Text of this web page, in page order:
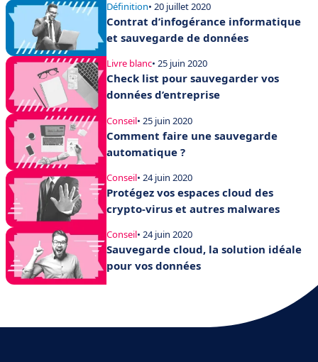
Définition• 20 juillet 2020
Contrat d’infogérance informatique
et sauvegarde de données
Livre blanc• 25 juin 2020
Check list pour sauvegarder vos
données d’entreprise
Conseil• 25 juin 2020
Comment faire une sauvegarde
automatique ?
Conseil• 24 juin 2020
Protégez vos espaces cloud des
crypto-virus et autres malwares
Conseil• 24 juin 2020
Sauvegarde cloud, la solution idéale
pour vos données